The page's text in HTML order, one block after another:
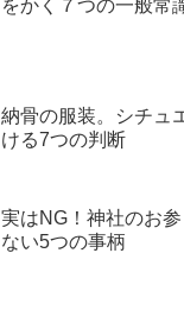
をかく７つの一般常
納骨の服装。シチュ
ける7つの判断
実はNG！神社のお
ない5つの事柄